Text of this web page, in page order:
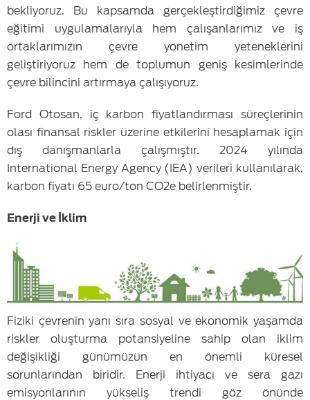
bekliyoruz. Bu kapsamda gerçekleştirdiğimiz çevre
eğitimi uygulamalarıyla hem çalışanlarımız ve iş
ortaklarımızın çevre yönetim yeteneklerini
geliştiriyoruz hem de toplumun geniş kesimlerinde
çevre bilincini artırmaya çalışıyoruz.
Ford Otosan, iç karbon fiyatlandırması süreçlerinin
olası finansal riskler üzerine etkilerini hesaplamak için
dış danışmanlarla çalışmıştır. 2024 yılında
International Energy Agency (IEA) verileri kullanılarak,
karbon fiyatı 65 euro/ton CO2e belirlenmiştir.
Enerji ve İklim
Fiziki çevrenin yanı sıra sosyal ve ekonomik yaşamda
riskler oluşturma potansiyeline sahip olan iklim
değişikliği günümüzün en önemli küresel
sorunlarından biridir. Enerji ihtiyacı ve sera gazı
emisyonlarının yükseliş trendi göz önünde